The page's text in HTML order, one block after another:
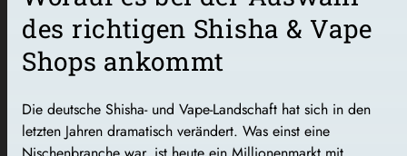
des richtigen Shisha & Vape
Shops ankommt
Die deutsche Shisha- und Vape-Landschaft hat sich in den
letzten Jahren dramatisch verändert. Was einst eine